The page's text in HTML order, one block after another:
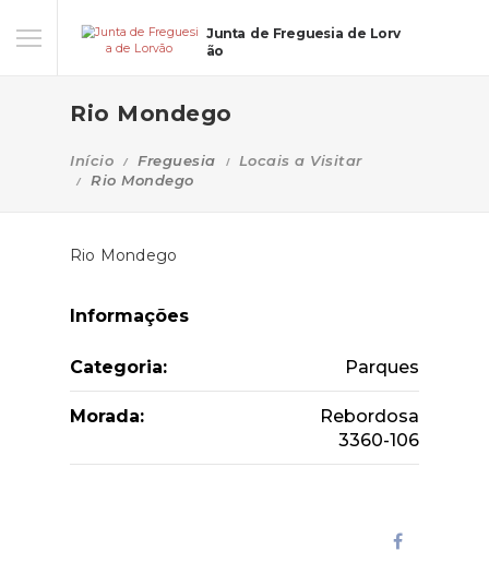
Junta de Freguesia de Lorv
ão
Rio Mondego
Início Freguesia
Locais a Visitar
Rio Mondego
Rio Mondego
Informações
Categoria: Parques
Morada:
Rebordosa
3360-106